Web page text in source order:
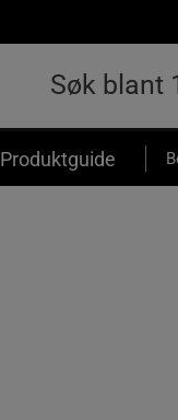
Produktguide